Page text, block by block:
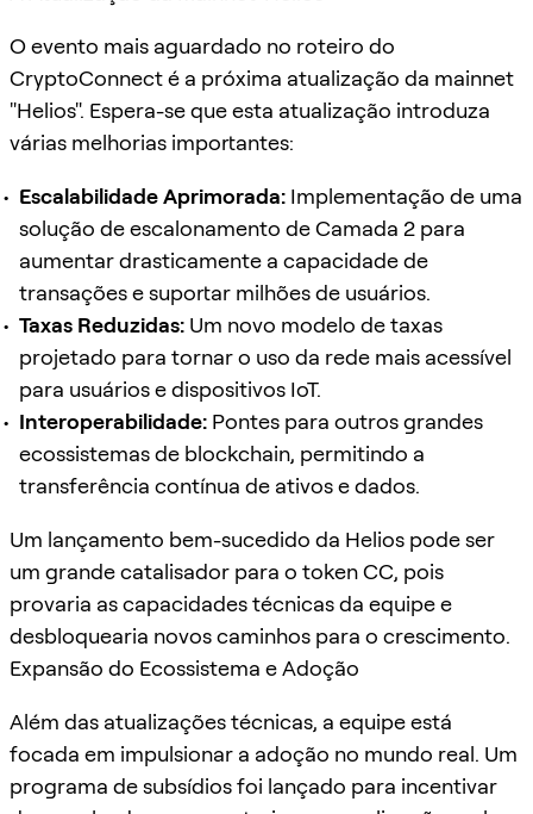
O evento mais aguardado no roteiro do
CryptoConnect é a próxima atualização da mainnet
"Helios". Espera-se que esta atualização introduza
várias melhorias importantes:
Escalabilidade Aprimorada: Implementação de uma
solução de escalonamento de Camada 2 para
aumentar drasticamente a capacidade de
transações e suportar milhões de usuários.
Taxas Reduzidas: Um novo modelo de taxas
projetado para tornar o uso da rede mais acessível
para usuários e dispositivos IoT.
Interoperabilidade: Pontes para outros grandes
ecossistemas de blockchain, permitindo a
transferência contínua de ativos e dados.
Um lançamento bem-sucedido da Helios pode ser
um grande catalisador para o token CC, pois
provaria as capacidades técnicas da equipe e
desbloquearia novos caminhos para o crescimento.
Expansão do Ecossistema e Adoção
Além das atualizações técnicas, a equipe está
focada em impulsionar a adoção no mundo real. Um
programa de subsídios foi lançado para incentivar